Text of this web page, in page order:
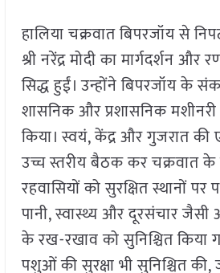
हालिया चक्रवात बिपरजॉय से
श्री नरेंद्र मोदी का मार्गदर्शन और
सिद्ध हुईं। उन्होंने बिपरजॉय के
शासनिक और प्रशासनिक
किया। स्वयं, केंद्र और गुजरात
उच्च स्तरीय बैठक कर चक्रवात के
रहवासियों को सुरक्षित स्थानों
पानी, स्वास्थ्य और दूरसंचार
के रख-रखाव को सुनिश्चित किया
पशुओं की सुरक्षा भी सुनिश्चित की,